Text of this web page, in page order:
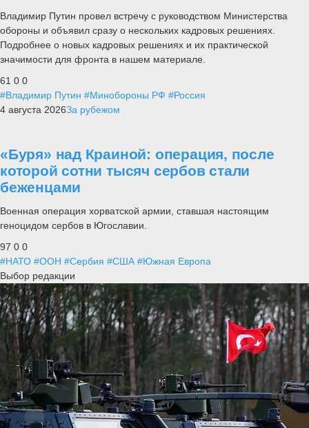
Владимир Путин провел встречу с руководством Министерства
обороны и объявил сразу о нескольких кадровых решениях.
Подробнее о новых кадровых решениях и их практической
значимости для фронта в нашем материале.
61 0 0
#Владимир Путин #Минобороны РФ #Россия
4 августа 2026За рубежом
«Буря» над Краиной: операция, после
которой сотни тысяч сербов стали
беженцами
Военная операция хорватской армии, ставшая настоящим
геноцидом сербов в Югославии.
97 0 0
#НАТО #ООН #Сербия #США #Южная Европа
Выбор редакции